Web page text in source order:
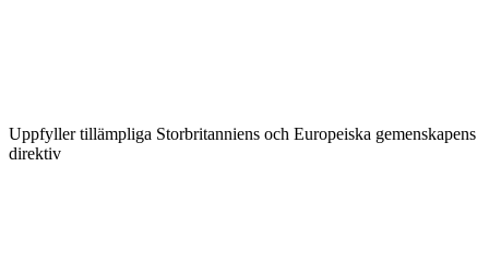
Uppfyller tillämpliga Storbritanniens och Europeiska gemenskapens
direktiv